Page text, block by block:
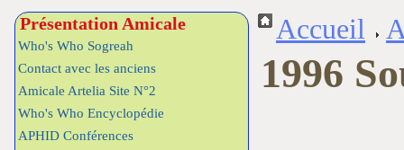
Présentation Amicale
Who's Who Sogreah
Contact avec les anciens
Amicale Artelia Site N°2
Who's Who Encyclopédie
APHID Conférences
Accueil
1996